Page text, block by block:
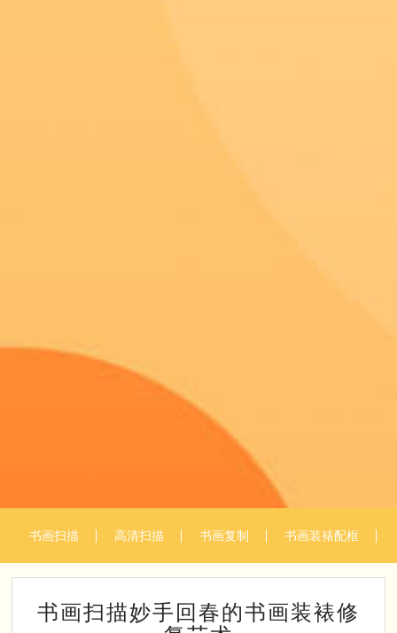
书画扫描 高清扫描 书画复制 书画装裱配框
书画扫描妙手回春的书画装裱修